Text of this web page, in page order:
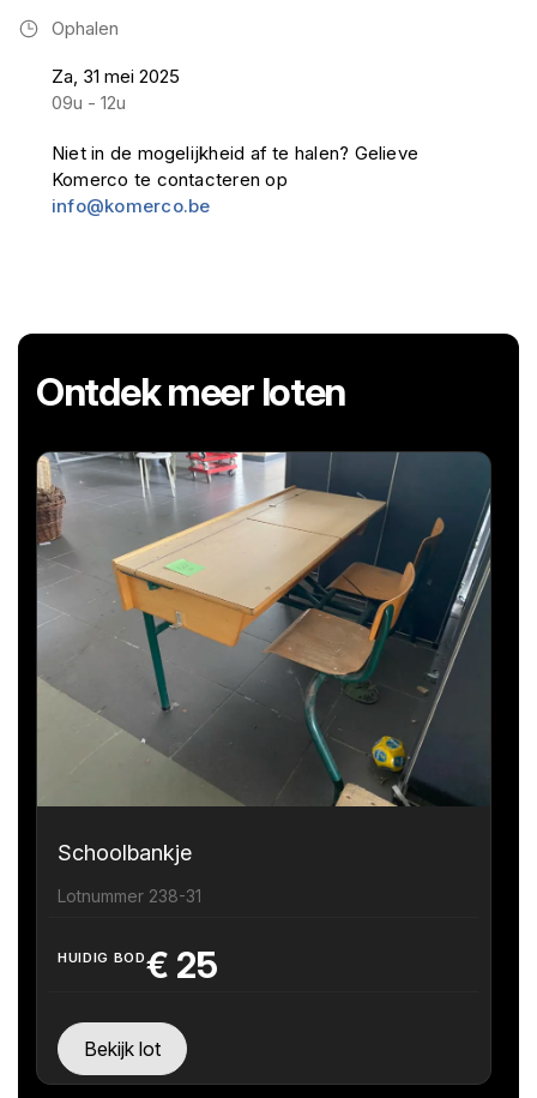
Ophalen
Za, 31 mei 2025
09u - 12u
Niet in de mogelijkheid af te halen? Gelieve
Komerco te contacteren op
info@komerco.be
Ontdek meer loten
Schoolbankje
Lotnummer 238-31
HUIDIG BOD€ 25
Bekijk lot